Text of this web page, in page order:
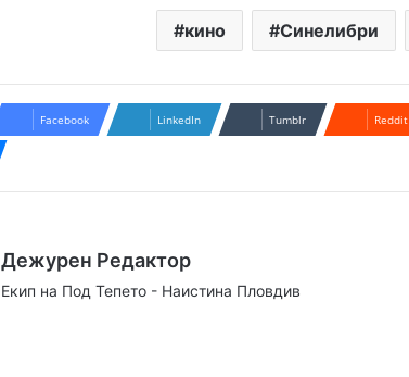
кино Синелибри
Facebook LinkedIn Tumblr Reddit
Дежурен Редактор
Екип на Под Тепето - Наистина Пловдив